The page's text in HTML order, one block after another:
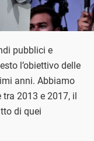
pubblici e
l’obiettivo delle
anni. Abbiamo
2013 e 2017, il
di quei